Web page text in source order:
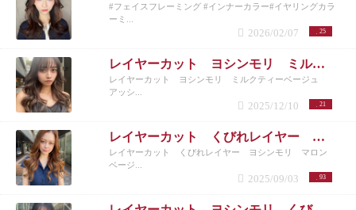
#フェイスフレーミング #インナーカラー#イヤリングカラ
ーミ...
25
2026/02/07
レイヤーカット ヨシンモリ ミルクティーベージュ アッシュベージュ
レイヤーカット ヨシンモリ ミルクティーベージュ
アッシ...
21
2025/12/10
レイヤーカット くびれレイヤー ヨシンモリ マロンベージュ
レイヤーカット くびれレイヤー ヨシンモリ マロン
ベージ...
93
2025/09/03